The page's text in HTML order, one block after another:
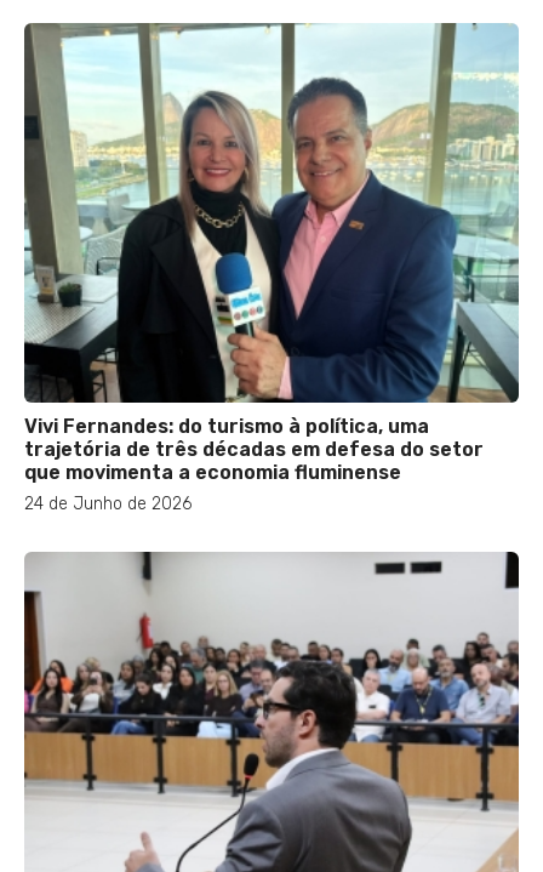
Vivi Fernandes: do turismo à política, uma
trajetória de três décadas em defesa do setor
que movimenta a economia fluminense
24 de Junho de 2026